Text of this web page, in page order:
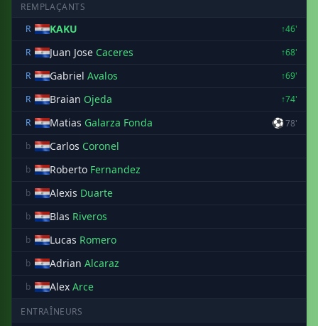
REMPLAÇANTS
R
KAKU
↑46'
R
Juan Jose Caceres
↑68'
R
Gabriel Avalos
↑69'
R
Braian Ojeda
↑74'
R
Matias Galarza Fonda ⚽78'
b
Carlos Coronel
b Roberto Fernandez
b Alexis Duarte
b Blas Riveros
b Lucas Romero
b Adrian Alcaraz
b Alex Arce
ENTRAÎNEURS